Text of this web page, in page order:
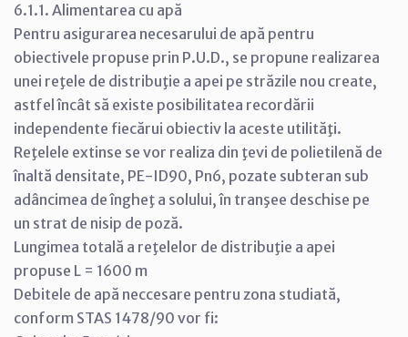
6.1.1. Alimentarea cu apă
Pentru asigurarea necesarului de apă pentru
obiectivele propuse prin P.U.D., se propune realizarea
unei reţele de distribuţie a apei pe străzile nou create,
astfel încât să existe posibilitatea recordării
independente fiecărui obiectiv la aceste utilităţi.
Reţelele extinse se vor realiza din ţevi de polietilenă de
înaltă densitate, PE-ID90, Pn6, pozate subteran sub
adâncimea de îngheţ a solului, în tranşee deschise pe
un strat de nisip de poză.
Lungimea totală a reţelelor de distribuţie a apei
propuse L = 1600 m
Debitele de apă neccesare pentru zona studiată,
conform STAS 1478/90 vor fi: